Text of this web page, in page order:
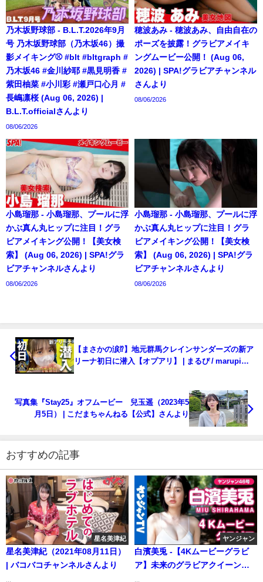
乃木坂野球部 - B.L.T.2026年9月
号 乃木坂野球部（乃木坂46）撮
影メイキング⚾️ #blt #bltgraph #
乃木坂46 #金川紗耶 #黒見明香 #
紫田柚菜 #小川彩 #瀬戸口心月 #
長嶋凛桜 (Aug 06, 2026) |
B.L.T.officialさんより
08/06/2026
穂波あみ - 穂波あみ、自由自在の
ポーズを披露！グラビアメイキ
ングムービー公開！ (Aug 06,
2026) | SPA!グラビアチャンネル
さんより
08/06/2026
小島瑠那 - 小島瑠那、プールに浮
かぶ真ん丸ヒップに注目！グラ
ビアメイキング公開！【美女検
索】 (Aug 06, 2026) | SPA!グラ
ビアチャンネルさんより
08/06/2026
小島瑠那 - 小島瑠那、プールに浮
かぶ真ん丸ヒップに注目！グラ
ビアメイキング公開！【美女検
索】 (Aug 06, 2026) | SPA!グラ
ビアチャンネルさんより
08/06/2026
【まさかの涙⁉︎】地元群馬クレインサンダーズの新ア
リーナ初日に潜入【オプアリ】 | まるぴ / marupiさ
写真集『Stay25』オフムービー 兒玉遥（2023年5
月5日） | こだまちゃんねる【公式】さんより
おすすめの記事
星名美津紀
星名美津紀（2021年08月11日）
| バコバコチャンネルさんより
ヤンジャン
白濱美兎 -【4Kムービーグラビ
ア】未来のグラビアクイーン！